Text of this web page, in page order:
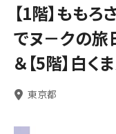
【1階】もも
でヌ－クの旅
＆【5階】白
東京都